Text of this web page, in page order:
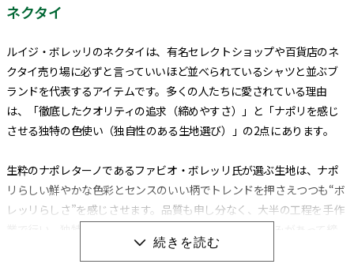
ネクタイ
ルイジ・ボレッリのネクタイは、有名セレクトショップや百貨店のネ
クタイ売り場に必ずと言っていいほど並べられているシャツと並ぶブ
ランドを代表するアイテムです。多くの人たちに愛されている理由
は、「徹底したクオリティの追求（締めやすさ）」と「ナポリを感じ
させる独特の色使い（独自性のある生地選び）」の2点にあります。
生粋のナポレターノであるファビオ・ボレッリ氏が選ぶ生地は、ナポ
リらしい鮮やかな色彩とセンスのいい柄でトレンドを押さえつつも“ボ
レッリらしさ”を感じさせます。品質も申し分なく、大半の工程を手作
めやすく、やわらかいのに緩まないネクタイに仕上げられています。